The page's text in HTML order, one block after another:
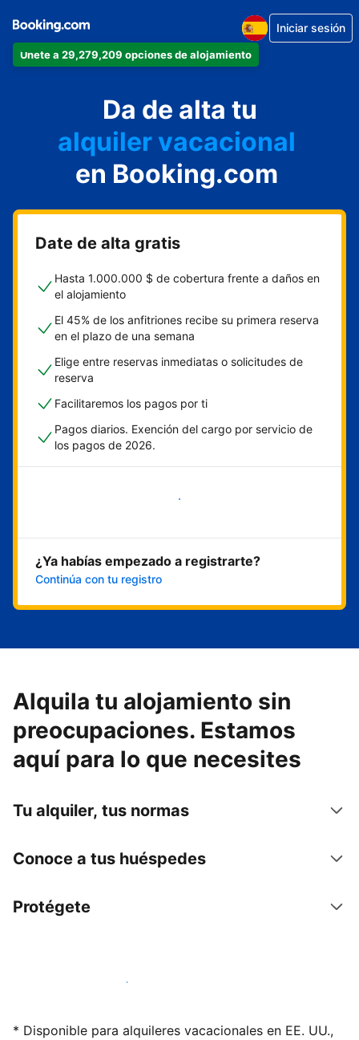
Únete a 29,279,209 opciones de alojamiento
Iniciar sesión
Da de alta tu
apartamento
hotel
alquiler vacacional
hostal o pensión
casa rural
en Booking.com
Date de alta gratis
Hasta 1.000.000 $ de cobertura frente a daños en
el alojamiento
El 45% de los anfitriones recibe su primera reserva
en el plazo de una semana
Elige entre reservas inmediatas o solicitudes de
reserva
Facilitaremos los pagos por ti
Pagos diarios. Exención del cargo por servicio de
los pagos de 2026.
Empieza ahora
¿Ya habías empezado a registrarte?
Continúa con tu registro
Alquila tu alojamiento sin
preocupaciones. Estamos
aquí para lo que necesites
Tu alquiler, tus normas
Conoce a tus huéspedes
Protégete
Alquila tu alojamiento hoy mismo
* Disponible para alquileres vacacionales en EE. UU.,